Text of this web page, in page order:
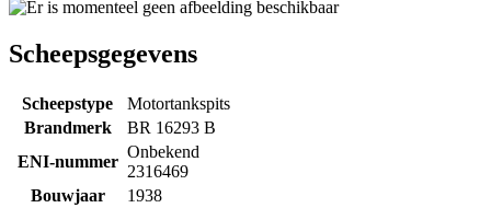
Scheepsgegevens
Scheepstype
Motortankspits
Brandmerk
BR 16293 B
ENI-nummer
Onbekend
2316469
Bouwjaar
1938